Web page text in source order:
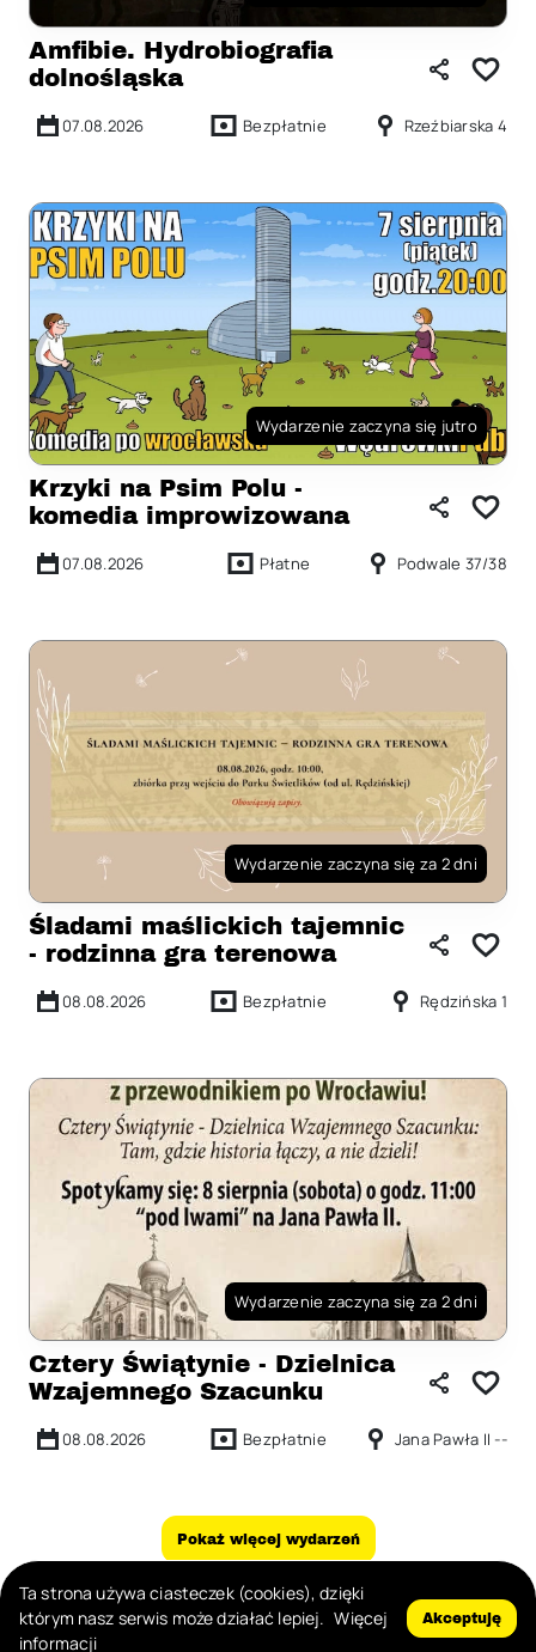
Amfibie. Hydrobiografia
dolnośląska
07.08.2026 Bezpłatnie Rzeźbiarska 4
Wydarzenie zaczyna się jutro
Krzyki na Psim Polu -
komedia improwizowana
07.08.2026 Płatne Podwale 37/38
Wydarzenie zaczyna się za 2 dni
Śladami maślickich tajemnic
- rodzinna gra terenowa
08.08.2026 Bezpłatnie Rędzińska 1
Wydarzenie zaczyna się za 2 dni
Cztery Świątynie - Dzielnica
Wzajemnego Szacunku
08.08.2026 Bezpłatnie Jana Pawła II --
Pokaż więcej wydarzeń
Zgłoś nadużycie
Ta strona używa ciasteczek (cookies), dzięki
którym nasz serwis może działać lepiej. Więcej
informacji
Akceptuję